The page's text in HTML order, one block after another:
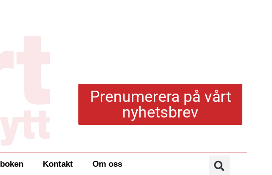
Prenumerera på vårt
nyhetsbrev
Kontakt Om oss